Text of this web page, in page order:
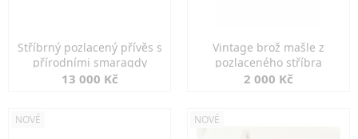
Stříbrný pozlacený přívěs s
přírodními smaragdy
13 000 Kč
Vintage brož mašle z
pozlaceného stříbra
2 000 Kč
NOVÉ NOVÉ